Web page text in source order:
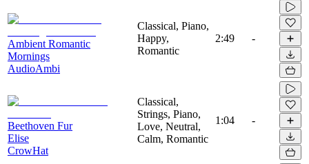
Ambient Romantic
Mornings
AudioAmbi
Classical, Piano,
Happy,
Romantic
2:49 -
Beethoven Fur
Elise
CrowHat
Classical,
Strings, Piano,
Love, Neutral,
Calm, Romantic
1:04 -